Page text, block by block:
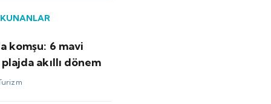
komşu: 6 mavi
akıllı dönem